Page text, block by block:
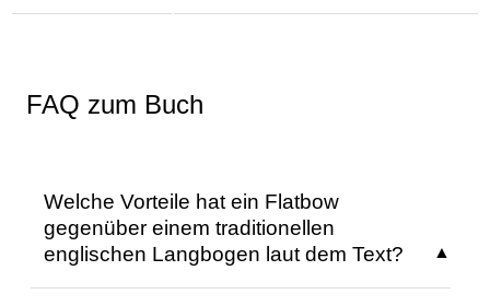
FAQ zum Buch
Welche Vorteile hat ein Flatbow
gegenüber einem traditionellen
englischen Langbogen laut dem Text?